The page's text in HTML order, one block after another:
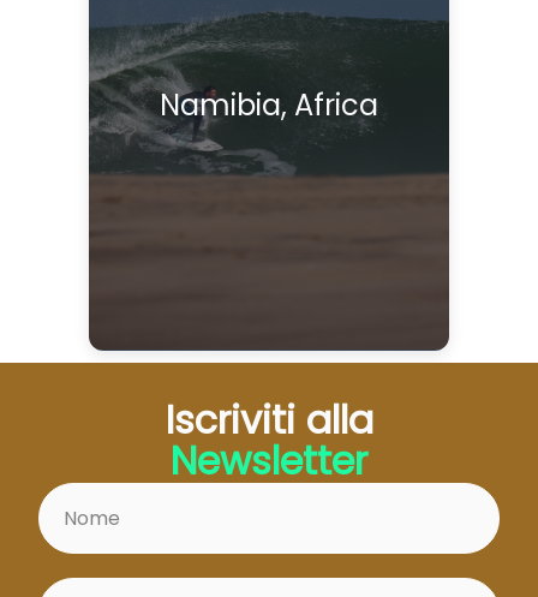
Namibia, Africa
Iscriviti alla
Newsletter